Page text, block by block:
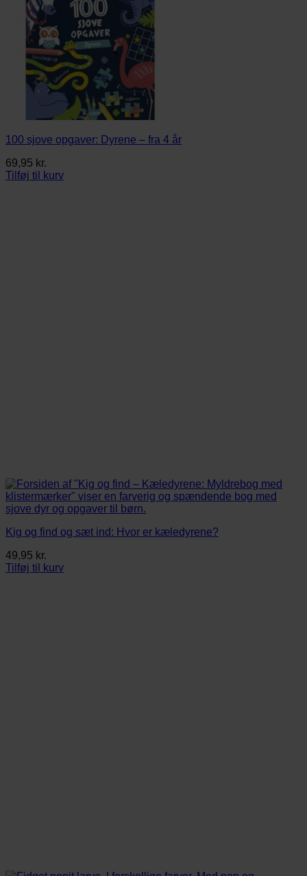
100 sjove opgaver: Dyrene – fra 4 år
69,95 kr.
Tilføj til kurv
Kig og find og sæt ind: Hvor er kæledyrene?
49,95 kr.
Tilføj til kurv